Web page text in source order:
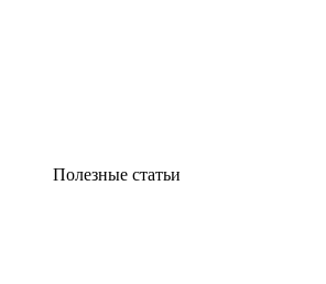
Полезные статьи